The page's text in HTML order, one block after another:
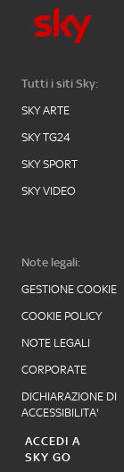
Tutti i siti Sky:
SKY ARTE
SKY TG24
SKY SPORT
SKY VIDEO
Note legali:
GESTIONE COOKIE
COOKIE POLICY
NOTE LEGALI
CORPORATE
DICHIARAZIONE DI
ACCESSIBILITA'
ACCEDI A
SKY GO